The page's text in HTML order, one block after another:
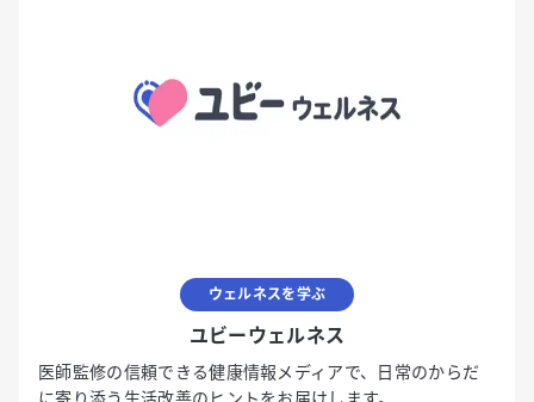
ウェルネスを学ぶ
ユビーウェルネス
医師監修の信頼できる健康情報メディアで、日常のからだ
に寄り添う生活改善のヒントをお届けします。